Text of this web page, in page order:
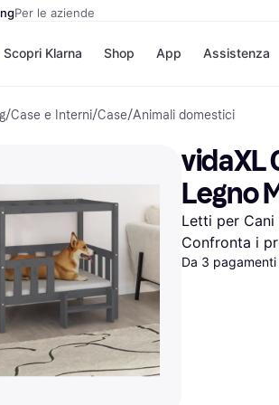
Per le aziende
Scopri Klarna
Opzioni di
Paga ora
Paga in 3 rate
Paga dopo 30 giorni
Finanziamento
Shop
Negozi
Unieuro
Media
eBay
Zalando
App Assistenza
/Case e Interni/Case/Animali domestici
vidaXL
Legno
Letti per Cani
Confronta i
Da 3